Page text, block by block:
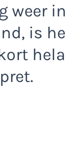
weer in
is